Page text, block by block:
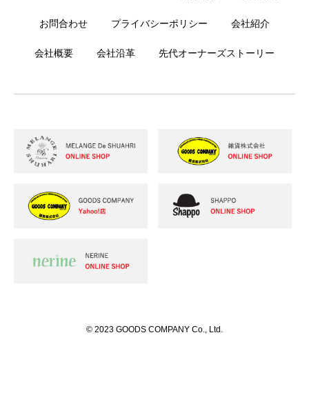
お問合わせ プライバシーポリシー 会社紹介
会社概要 会社沿革 先代オーナーズストーリー
© 2023 GOODS COMPANY Co., Ltd.